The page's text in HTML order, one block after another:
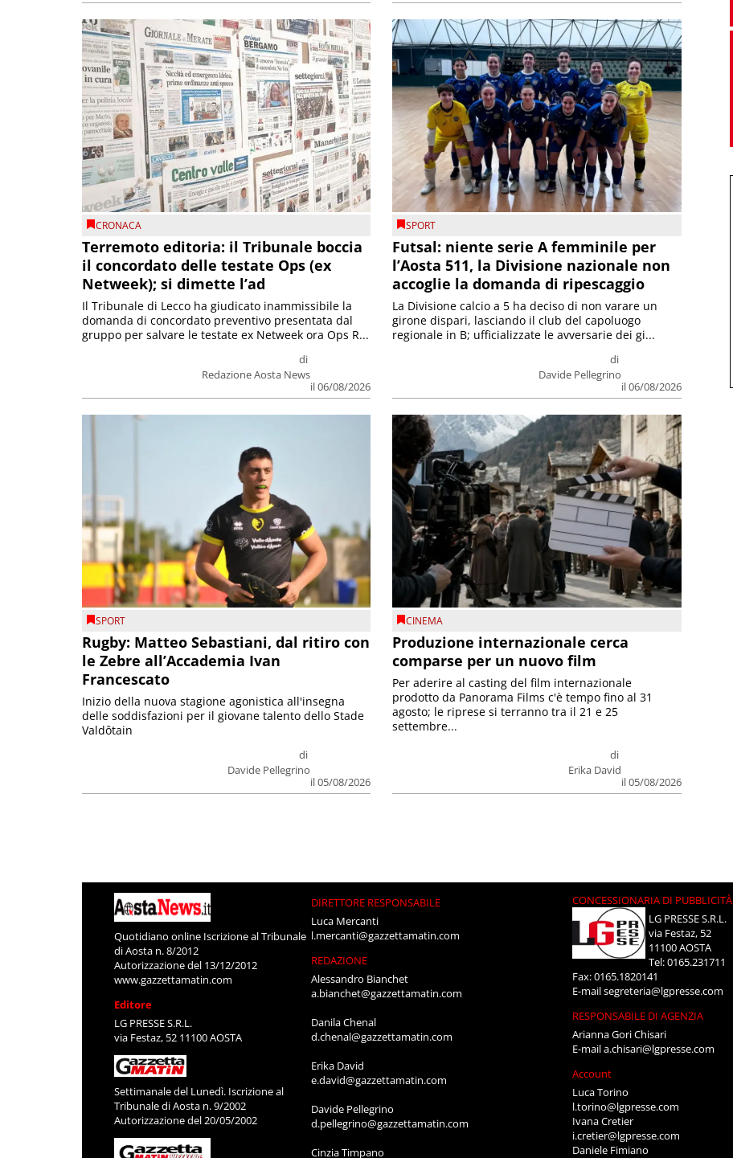
CRONACA
Terremoto editoria: il Tribunale boccia
il concordato delle testate Ops (ex
Netweek); si dimette l’ad
di
Redazione Aosta News
il 06/08/2026
Il Tribunale di Lecco ha giudicato inammissibile la
domanda di concordato preventivo presentata dal
gruppo per salvare le testate ex Netweek ora Ops R...
SPORT
Futsal: niente serie A femminile per
l’Aosta 511, la Divisione nazionale non
accoglie la domanda di ripescaggio
di
Davide Pellegrino
il 06/08/2026
La Divisione calcio a 5 ha deciso di non varare un
girone dispari, lasciando il club del capoluogo
regionale in B; ufficializzate le avversarie dei gi...
SPORT
Rugby: Matteo Sebastiani, dal ritiro con
le Zebre all’Accademia Ivan
Francescato
di
Davide Pellegrino
il 05/08/2026
Inizio della nuova stagione agonistica all'insegna
delle soddisfazioni per il giovane talento dello Stade
Valdôtain
CINEMA
Produzione internazionale cerca
comparse per un nuovo film
di
Erika David
il 05/08/2026
Per aderire al casting del film internazionale
prodotto da Panorama Films c'è tempo fino al 31
agosto; le riprese si terranno tra il 21 e 25
settembre...
Quotidiano online Iscrizione al Tribunale
di Aosta n. 8/2012
Autorizzazione del 13/12/2012
www.gazzettamatin.com
Editore
LG PRESSE S.R.L.
via Festaz, 52 11100 AOSTA
Settimanale del Lunedì. Iscrizione al
Tribunale di Aosta n. 9/2002
Autorizzazione del 20/05/2002
DIRETTORE RESPONSABILE
Luca Mercanti
l.mercanti@gazzettamatin.com
REDAZIONE
Alessandro Bianchet
a.bianchet@gazzettamatin.com
Danila Chenal
d.chenal@gazzettamatin.com
Erika David
e.david@gazzettamatin.com
Davide Pellegrino
d.pellegrino@gazzettamatin.com
Cinzia Timpano
CONCESSIONARIA DI PUBBLICITÀ
LG PRESSE S.R.L.
via Festaz, 52
11100 AOSTA
Tel: 0165.231711
Fax: 0165.1820141
E-mailsegreteria@lgpresse.com
RESPONSABILE DI AGENZIA
Arianna Gori Chisari
E-maila.chisari@lgpresse.com
Account
Luca Torino
l.torino@lgpresse.com
Ivana Cretier
i.cretier@lgpresse.com
Daniele Fimiano